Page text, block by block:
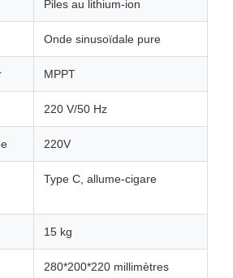
Piles au lithium-ion
Onde sinusoïdale pure
MPPT
220 V/50 Hz
220V
Type C, allume-cigare
15 kg
280*200*220 millimètres